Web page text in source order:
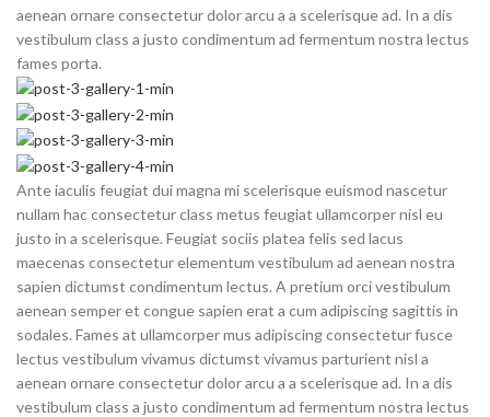
aenean ornare consectetur dolor arcu a a scelerisque ad. In a dis
vestibulum class a justo condimentum ad fermentum nostra lectus
fames porta.
Ante iaculis feugiat dui magna mi scelerisque euismod nascetur
nullam hac consectetur class metus feugiat ullamcorper nisl eu
justo in a scelerisque. Feugiat sociis platea felis sed lacus
maecenas consectetur elementum vestibulum ad aenean nostra
sapien dictumst condimentum lectus. A pretium orci vestibulum
aenean semper et congue sapien erat a cum adipiscing sagittis in
sodales. Fames at ullamcorper mus adipiscing consectetur fusce
lectus vestibulum vivamus dictumst vivamus parturient nisl a
aenean ornare consectetur dolor arcu a a scelerisque ad. In a dis
vestibulum class a justo condimentum ad fermentum nostra lectus